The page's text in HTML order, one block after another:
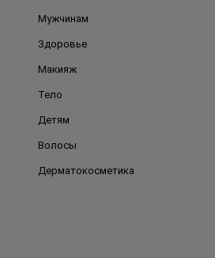
Мужчинам
Здоровье
Макияж
Тело
Детям
Волосы
Дерматокосметика